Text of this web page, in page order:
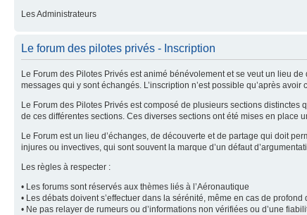
Les Administrateurs
Le forum des pilotes privés - Inscription
Le Forum des Pilotes Privés est animé bénévolement et se veut un lieu
messages qui y sont échangés. L’inscription n’est possible qu’après
Le Forum des Pilotes Privés est composé de plusieurs sections
de ces différentes sections. Ces diverses sections ont été mises en place
Le Forum est un lieu d’échanges, de découverte et de partage qui doit
injures ou invectives, qui sont souvent la marque d’un défaut
Les règles à respecter :
• Les forums sont réservés aux thèmes liés à l’Aéronautique
• Les débats doivent s’effectuer dans la sérénité, même en cas de profond
• Ne pas relayer de rumeurs ou d’informations non vérifiées ou d’une